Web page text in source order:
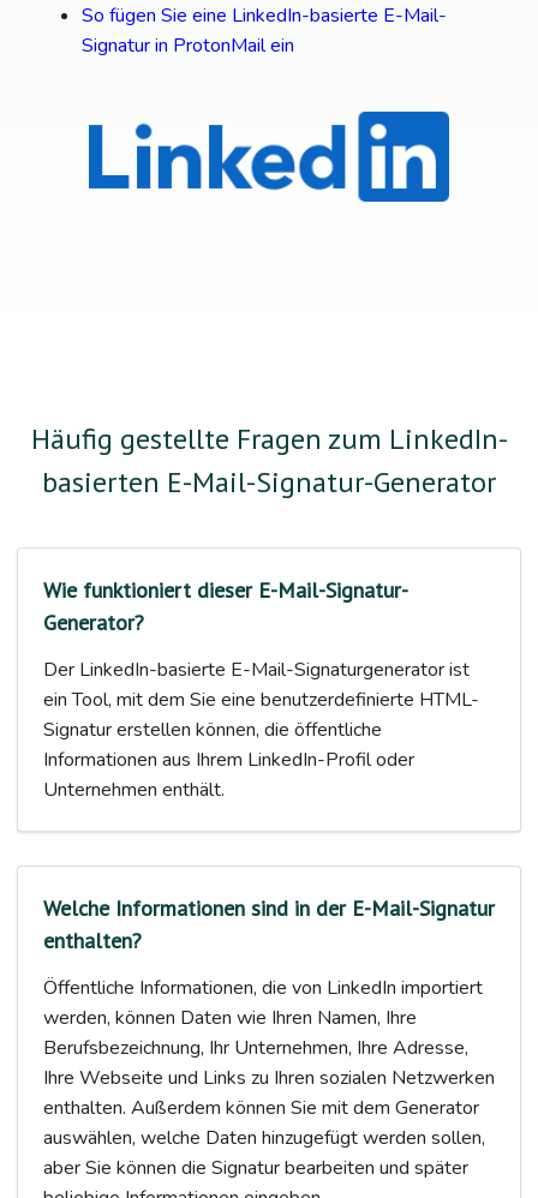
So fügen Sie eine LinkedIn-basierte E-Mail-
Signatur in ProtonMail ein
Häufig gestellte Fragen zum LinkedIn-
basierten E-Mail-Signatur-Generator
Wie funktioniert dieser E-Mail-Signatur-
Generator?
Der LinkedIn-basierte E-Mail-Signaturgenerator ist
ein Tool, mit dem Sie eine benutzerdefinierte HTML-
Signatur erstellen können, die öffentliche
Informationen aus Ihrem LinkedIn-Profil oder
Unternehmen enthält.
Welche Informationen sind in der E-Mail-Signatur
enthalten?
Öffentliche Informationen, die von LinkedIn importiert
werden, können Daten wie Ihren Namen, Ihre
Berufsbezeichnung, Ihr Unternehmen, Ihre Adresse,
Ihre Webseite und Links zu Ihren sozialen Netzwerken
enthalten. Außerdem können Sie mit dem Generator
auswählen, welche Daten hinzugefügt werden sollen,
aber Sie können die Signatur bearbeiten und später